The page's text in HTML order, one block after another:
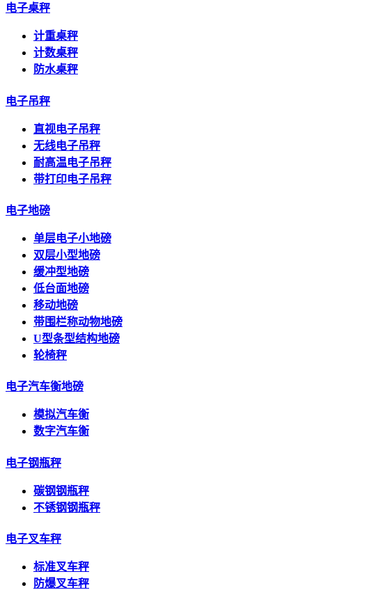
电子桌秤
计重桌秤
计数桌秤
防水桌秤
电子吊秤
直视电子吊秤
无线电子吊秤
耐高温电子吊秤
带打印电子吊秤
电子地磅
单层电子小地磅
双层小型地磅
缓冲型地磅
低台面地磅
移动地磅
带围栏称动物地磅
U型条型结构地磅
轮椅秤
电子汽车衡地磅
模拟汽车衡
数字汽车衡
电子钢瓶秤
碳钢钢瓶秤
不锈钢钢瓶秤
电子叉车秤
标准叉车秤
防爆叉车秤